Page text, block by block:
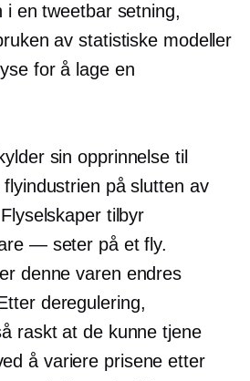
i en tweetbar setning,
av statistiske modeller
for å lage en
sin opprinnelse til
på slutten av
tilbyr
— seter på et fly.
denne varen endres
deregulering,
raskt at de kunne tjene
å variere prisene etter